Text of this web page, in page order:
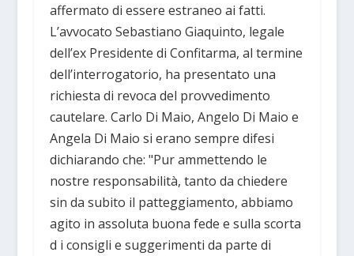
affermato di essere estraneo ai fatti.
L’avvocato Sebastiano Giaquinto, legale
dell’ex Presidente di Confitarma, al termine
dell’interrogatorio, ha presentato una
richiesta di revoca del provvedimento
cautelare. Carlo Di Maio, Angelo Di Maio e
Angela Di Maio si erano sempre difesi
dichiarando che: "Pur ammettendo le
nostre responsabilità, tanto da chiedere
sin da subito il patteggiamento, abbiamo
agito in assoluta buona fede e sulla scorta
d i consigli e suggerimenti da parte di